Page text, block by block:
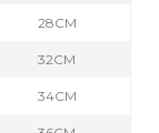
28CM
32CM
34CM